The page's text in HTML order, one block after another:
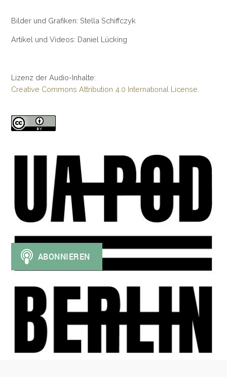
Bilder und Grafiken: Stella Schiffczyk
Artikel und Videos: Daniel Lücking
Lizenz der Audio-Inhalte:
Creative Commons Attribution 4.0 International License.